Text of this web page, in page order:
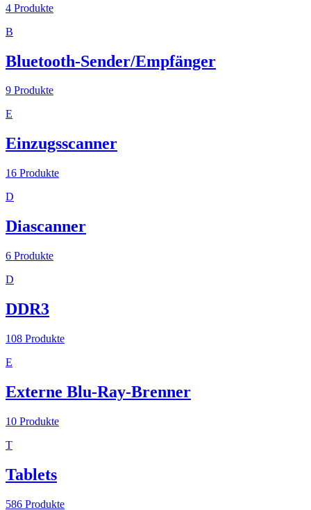
4 Produkte
B
Bluetooth-Sender/Empfänger
9 Produkte
E
Einzugsscanner
16 Produkte
D
Diascanner
6 Produkte
D
DDR3
108 Produkte
E
Externe Blu-Ray-Brenner
10 Produkte
T
Tablets
586 Produkte